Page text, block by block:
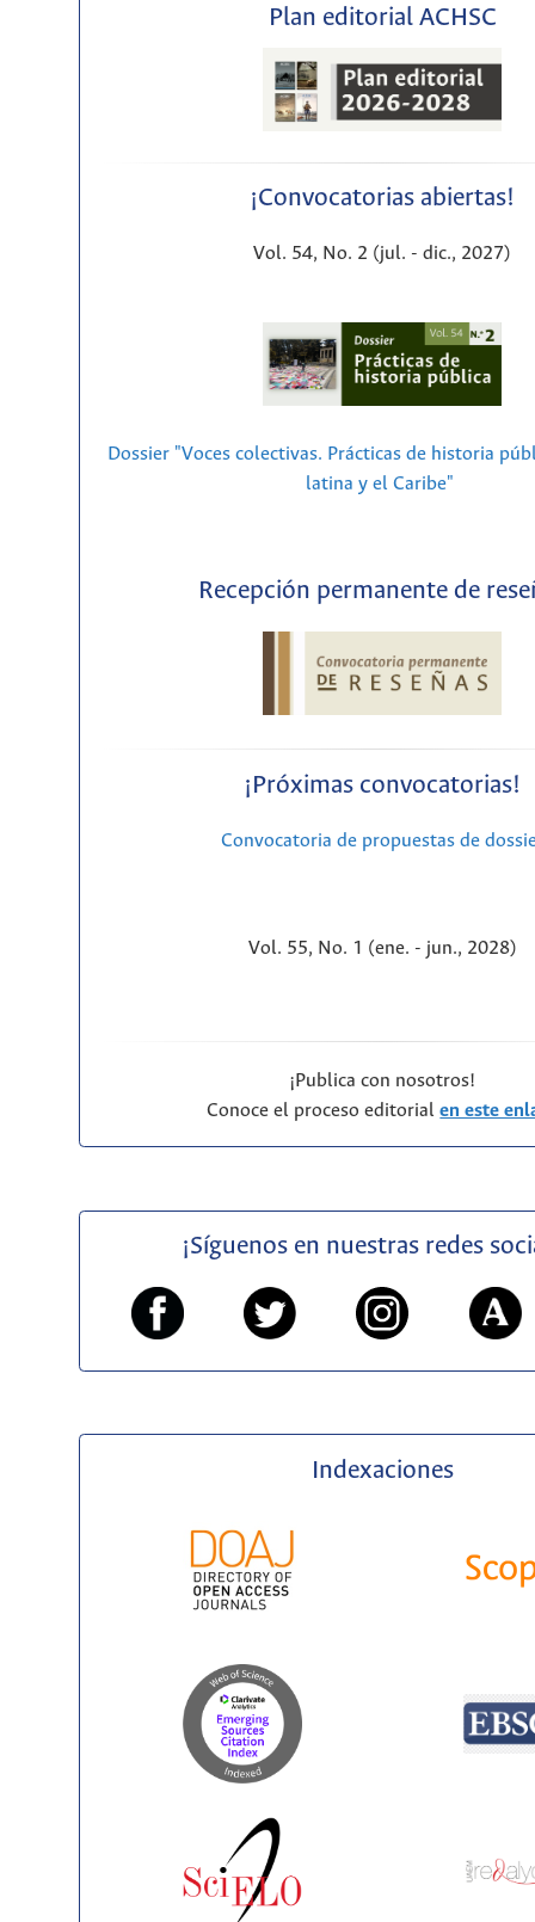
Plan editorial ACHSC
¡Convocatorias abiertas!
Vol. 54, No. 2 (jul. - dic., 2027)
Dossier "Voces colectivas. Prácticas de historia
latina y el Caribe"
Recepción permanente de
¡Próximas convocatorias!
Convocatoria de propuestas de
Vol. 55, No. 1 (ene. - jun., 2028)
¡Publica con nosotros!
Conoce el proceso editorialen este
¡Síguenos en nuestras redes
Indexaciones